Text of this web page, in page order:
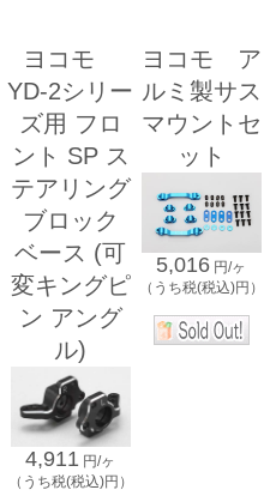
ヨコモ
YD-2シリー
ズ用 フロ
ント SP ス
テアリング
ブロック
ベース (可
変キングピ
ン アング
ル)
4,911 円/ヶ
（うち税(税込)円）
ヨコモ ア
ルミ製サス
マウントセ
ット
5,016 円/ヶ
（うち税(税込)円）